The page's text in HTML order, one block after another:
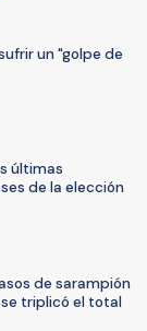
un "golpe de
últimas
de la elección
de sarampión
triplicó el total